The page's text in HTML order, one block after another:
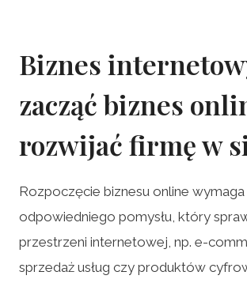
Biznes
zacząć biznes
rozwijać firmę w
Rozpoczęcie biznesu online
odpowiedniego pomysłu, który
przestrzeni internetowej, np. e-
sprzedaż usług czy produktów